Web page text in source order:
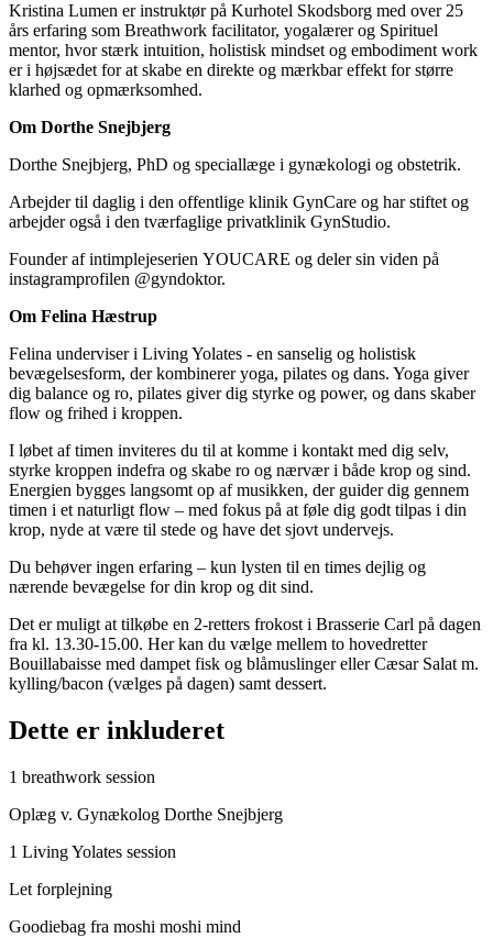
Kristina Lumen er instruktør på Kurhotel Skodsborg med over 25
års erfaring som Breathwork facilitator, yogalærer og Spirituel
mentor, hvor stærk intuition, holistisk mindset og embodiment work
er i højsædet for at skabe en direkte og mærkbar effekt for større
klarhed og opmærksomhed.
Om Dorthe Snejbjerg
Dorthe Snejbjerg, PhD og speciallæge i gynækologi og obstetrik.
Arbejder til daglig i den offentlige klinik GynCare og har stiftet og
arbejder også i den tværfaglige privatklinik GynStudio.
Founder af intimplejeserien YOUCARE og deler sin viden på
instagramprofilen @gyndoktor.
Om Felina Hæstrup
Felina underviser i Living Yolates - en sanselig og holistisk
bevægelsesform, der kombinerer yoga, pilates og dans. Yoga giver
dig balance og ro, pilates giver dig styrke og power, og dans skaber
flow og frihed i kroppen.
I løbet af timen inviteres du til at komme i kontakt med dig selv,
styrke kroppen indefra og skabe ro og nærvær i både krop og sind.
Energien bygges langsomt op af musikken, der guider dig gennem
timen i et naturligt flow – med fokus på at føle dig godt tilpas i din
krop, nyde at være til stede og have det sjovt undervejs.
Du behøver ingen erfaring – kun lysten til en times dejlig og
nærende bevægelse for din krop og dit sind.
Det er muligt at tilkøbe en 2-retters frokost i Brasserie Carl på dagen
fra kl. 13.30-15.00. Her kan du vælge mellem to hovedretter
Bouillabaisse med dampet fisk og blåmuslinger eller Cæsar Salat m.
kylling/bacon (vælges på dagen) samt dessert.
Dette er inkluderet
1 breathwork session
Oplæg v. Gynækolog Dorthe Snejbjerg
1 Living Yolates session
Let forplejning
Goodiebag fra moshi moshi mind